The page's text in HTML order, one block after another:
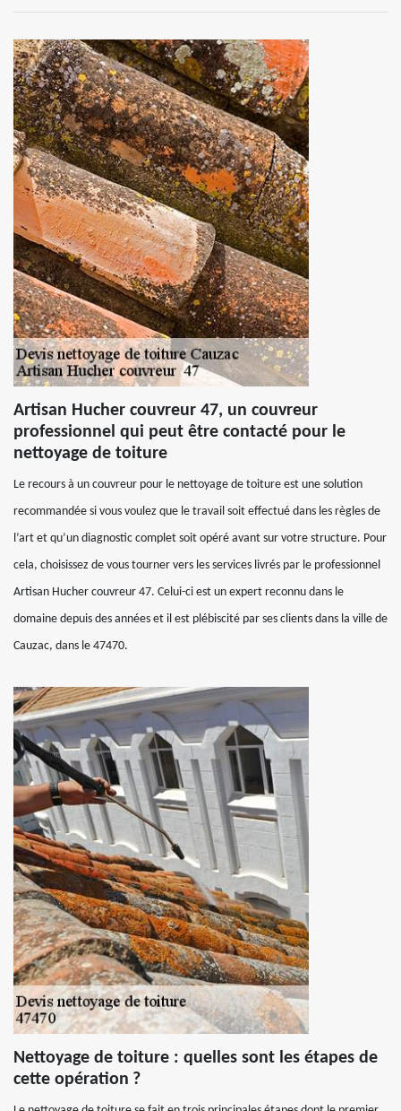
Artisan Hucher couvreur 47, un couvreur
professionnel qui peut être contacté pour le
nettoyage de toiture
Le recours à un couvreur pour le nettoyage de toiture est une solution
recommandée si vous voulez que le travail soit effectué dans les règles de
l’art et qu’un diagnostic complet soit opéré avant sur votre structure. Pour
cela, choisissez de vous tourner vers les services livrés par le professionnel
Artisan Hucher couvreur 47. Celui-ci est un expert reconnu dans le
domaine depuis des années et il est plébiscité par ses clients dans la ville de
Cauzac, dans le 47470.
Nettoyage de toiture : quelles sont les étapes de
cette opération ?